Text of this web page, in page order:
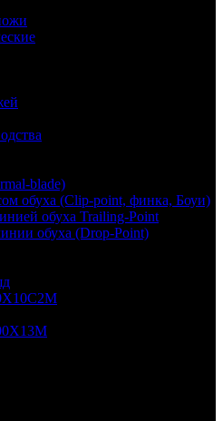
blade)
обуха (Clip-point, финка, Боуи)
обуха Trailing-Point
обуха (Drop-Point)